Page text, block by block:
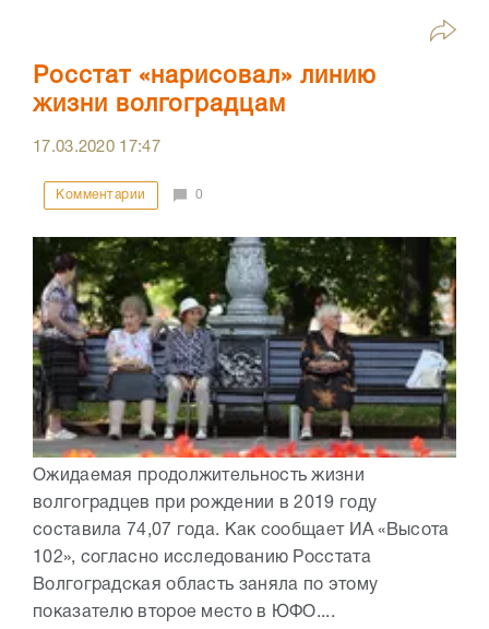
Росстат «нарисовал» линию
жизни волгоградцам
17.03.2020 17:47
Комментарии 0
Ожидаемая продолжительность жизни
волгоградцев при рождении в 2019 году
составила 74,07 года. Как сообщает ИА «Высота
102», согласно исследованию Росстата
Волгоградская область заняла по этому
показателю второе место в ЮФО....